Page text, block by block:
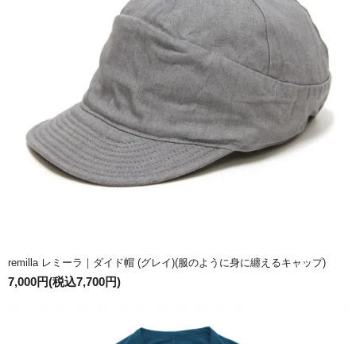
remilla レミーラ｜ダイド帽 (グレイ)(服のように身に纏えるキャップ)
7,000円(税込7,700円)